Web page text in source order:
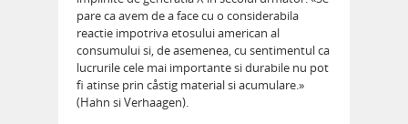
pare ca avem de a face cu o considerabila
reactie impotriva etosului american al
consumului si, de asemenea, cu sentimentul ca
lucrurile cele mai importante si durabile nu pot
fi atinse prin cåstig material si acumulare.»
(Hahn si Verhaagen).